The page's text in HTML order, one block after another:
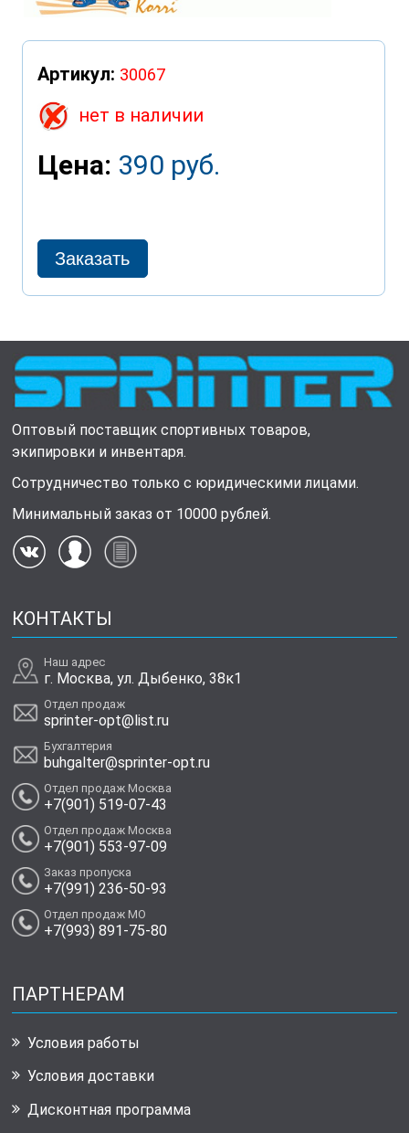
Артикул: 30067
нет в наличии
Цена: 390 руб.
Оптовый поставщик спортивных товаров,
экипировки и инвентаря.
Сотрудничество только с юридическими лицами.
Минимальный заказ от 10000 рублей.
КОНТАКТЫ
Наш адрес
г. Москва, ул. Дыбенко, 38к1
Отдел продаж
sprinter-opt@list.ru
Бухгалтерия
buhgalter@sprinter-opt.ru
Отдел продаж Москва
+7(901) 519-07-43
Отдел продаж Москва
+7(901) 553-97-09
Заказ пропуска
+7(991) 236-50-93
Отдел продаж МО
+7(993) 891-75-80
ПАРТНЕРАМ
Условия работы
Условия доставки
Дисконтная программа